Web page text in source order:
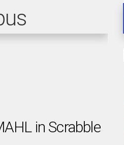
in Scrabble